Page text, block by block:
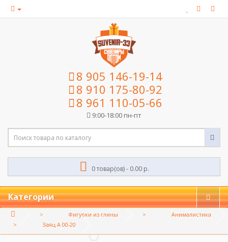
8 905 146-19-14
8 910 175-80-92
8 961 110-05-66
9:00-18:00 пн-пт
0 товар(ов) - 0.00 р.
Категории
Фигурки из глины
Анималистика
Заяц A 00-20